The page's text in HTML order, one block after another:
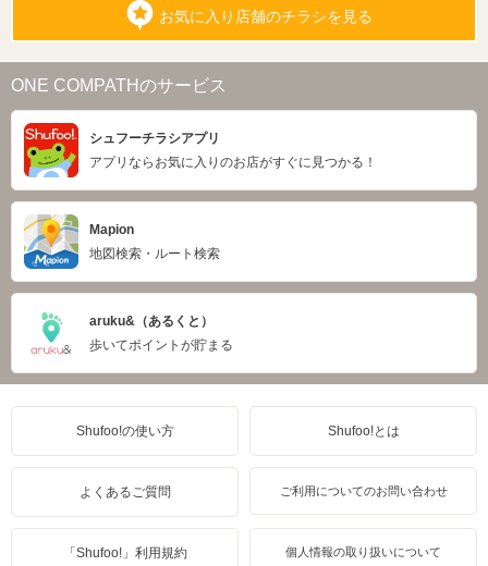
お気に入り店舗のチラシを見る
ONE COMPATHのサービス
シュフーチラシアプリ
アプリならお気に入りのお店がすぐに見つかる！
Mapion
地図検索・ルート検索
aruku&（あるくと）
歩いてポイントが貯まる
Shufoo!の使い方 Shufoo!とは
よくあるご質問 ご利用についてのお問い合わせ
「Shufoo!」利用規約 個人情報の取り扱いについて